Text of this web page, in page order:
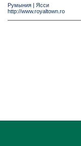
Румыния | Ясси
http://www.royaltown.ro